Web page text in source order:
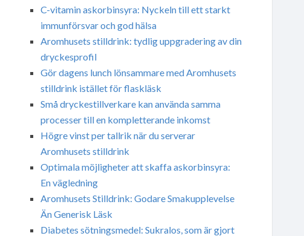
C-vitamin askorbinsyra: Nyckeln till ett starkt
immunförsvar och god hälsa
Aromhusets stilldrink: tydlig uppgradering av din
dryckesprofil
Gör dagens lunch lönsammare med Aromhusets
stilldrink istället för flaskläsk
Små dryckestillverkare kan använda samma
processer till en kompletterande inkomst
Högre vinst per tallrik när du serverar
Aromhusets stilldrink
Optimala möjligheter att skaffa askorbinsyra:
En vägledning
Aromhusets Stilldrink: Godare Smakupplevelse
Än Generisk Läsk
Diabetes sötningsmedel: Sukralos, som är gjort